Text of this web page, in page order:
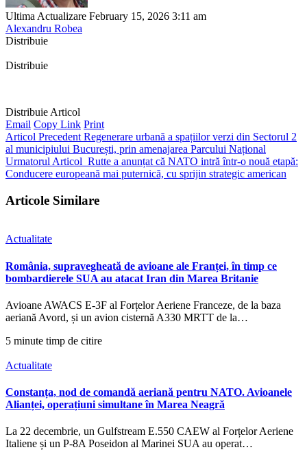
Ultima Actualizare February 15, 2026 3:11 am
Alexandru Robea
Distribuie
Distribuie
Distribuie Articol
Email Copy Link Print
Articol Precedent Regenerare urbană a spațiilor verzi din Sectorul 2
al municipiului București, prin amenajarea Parcului Național
Urmatorul Articol Rutte a anunțat că NATO intră într-o nouă etapă:
Conducere europeană mai puternică, cu sprijin strategic american
Articole Similare
Actualitate
România, supravegheată de avioane ale Franței, în timp ce
bombardierele SUA au atacat Iran din Marea Britanie
Avioane AWACS E-3F al Forțelor Aeriene Franceze, de la baza
aeriană Avord, și un avion cisternă A330 MRTT de la…
5 minute timp de citire
Actualitate
Constanța, nod de comandă aeriană pentru NATO. Avioanele
Alianței, operațiuni simultane în Marea Neagră
La 22 decembrie, un Gulfstream E.550 CAEW al Forțelor Aeriene
Italiene și un P-8A Poseidon al Marinei SUA au operat…